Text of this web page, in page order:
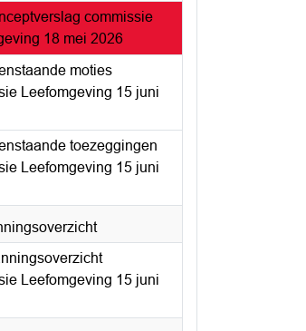
commissie
18 mei 2026
moties
Leefomgeving 15 juni
toezeggingen
Leefomgeving 15 juni
Leefomgeving 15 juni